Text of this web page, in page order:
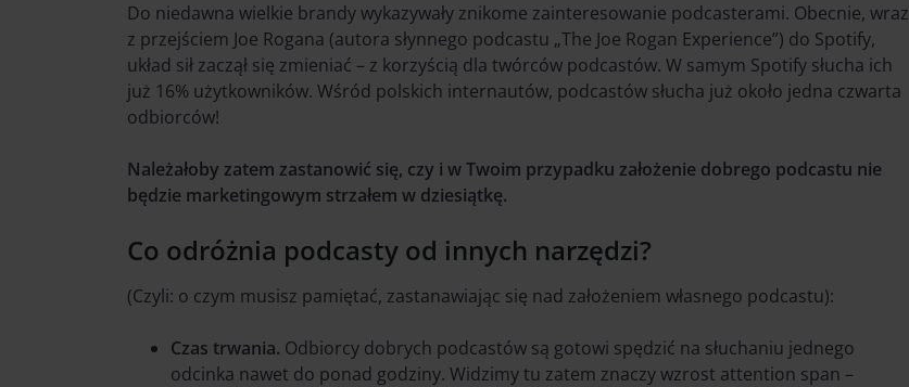
Do niedawna wielkie brandy wykazywały znikome zainteresowanie podcasterami. Obecnie, wraz
z przejściem Joe Rogana (autora słynnego podcastu „The Joe Rogan Experience”) do Spotify,
układ sił zaczął się zmieniać – z korzyścią dla twórców podcastów. W samym Spotify słucha ich
już 16% użytkowników. Wśród polskich internautów, podcastów słucha już około jedna czwarta
odbiorców!
Należałoby zatem zastanowić się, czy i w Twoim przypadku założenie dobrego podcastu nie
będzie marketingowym strzałem w dziesiątkę.
Co odróżnia podcasty od innych narzędzi?
(Czyli: o czym musisz pamiętać, zastanawiając się nad założeniem własnego podcastu):
Czas trwania. Odbiorcy dobrych podcastów są gotowi spędzić na słuchaniu jednego
odcinka nawet do ponad godziny. Widzimy tu zatem znaczy wzrost attention span –